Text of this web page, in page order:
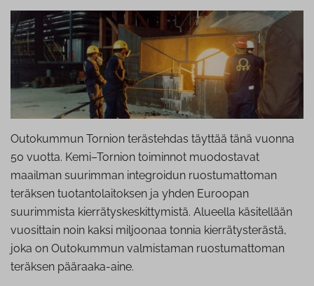
Outokummun Tornion terästehdas täyttää tänä vuonna
50 vuotta. Kemi–Tornion toiminnot muodostavat
maailman suurimman integroidun ruostumattoman
teräksen tuotantolaitoksen ja yhden Euroopan
suurimmista kierrätyskeskittymistä. Alueella käsitellään
vuosittain noin kaksi miljoonaa tonnia kierrätysterästä,
joka on Outokummun valmistaman ruostumattoman
teräksen pääraaka-aine.